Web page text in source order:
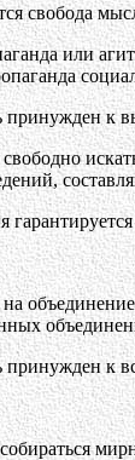
свобода
или
к
к